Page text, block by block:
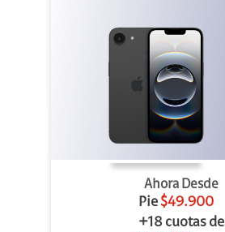
Ahora Desde
Pie $49.900
+18 cuotas de